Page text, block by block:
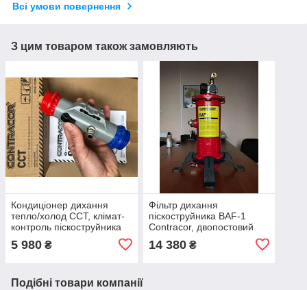
Всі умови повернення
З цим товаром також замовляють
Кондиціонер дихання
тепло/холод CCT, клімат-
контроль піскоструйника
5 980 ₴
Фільтр дихання
піскоструйника BAF-1
Contracor, двопостовий
14 380₴
Подібні товари компанії